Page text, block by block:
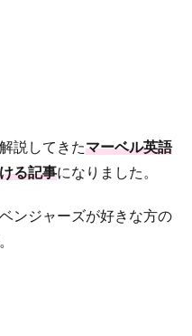
説してきたマーベル英語
る記事になりました。
ンジャーズが好きな方の